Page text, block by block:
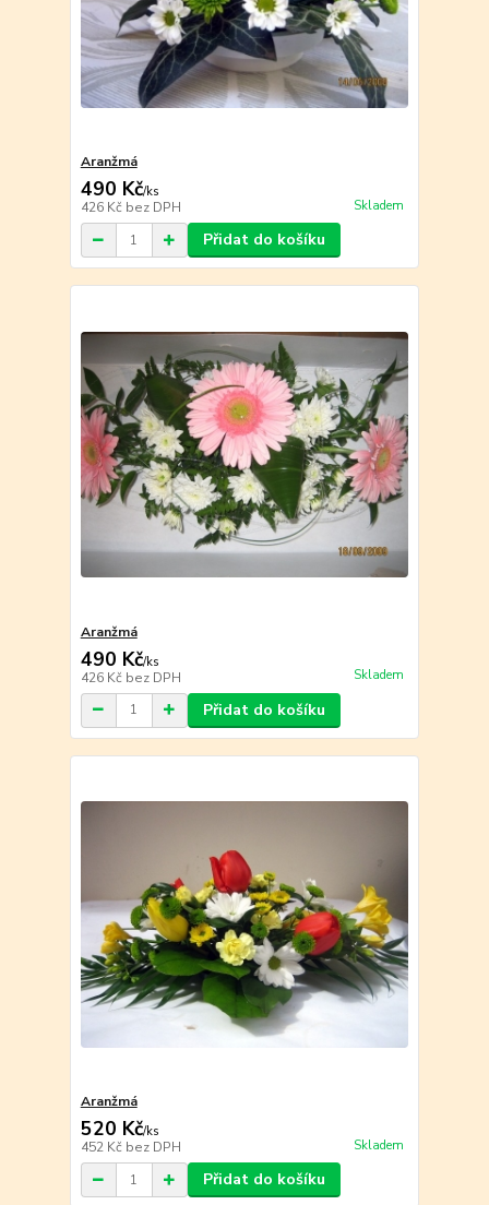
Aranžmá
490 Kč/ks
426 Kč bez DPH Skladem
Přidat do košíku
Aranžmá
490 Kč/ks
426 Kč bez DPH Skladem
Přidat do košíku
Aranžmá
520 Kč/ks
452 Kč bez DPH Skladem
Přidat do košíku